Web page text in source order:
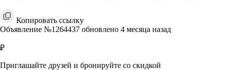
Копировать ссылку
Объявление №1264437 обновлено 4 месяца назад
₽
Приглашайте друзей и бронируйте со скидкой